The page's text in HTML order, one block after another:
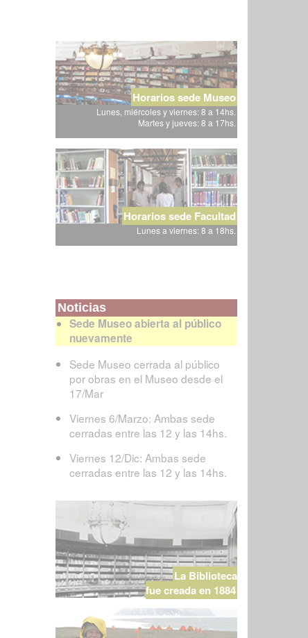
Horarios sede Museo
Lunes, miércoles y viernes: 8 a 14hs.
Martes y jueves: 8 a 17hs.
Horarios sede Facultad
Lunes a viernes: 8 a 18hs.
Noticias
Sede Museo abierta al público
nuevamente
Sede Museo cerrada al público
por obras en el Museo desde el
17/Mar
Viernes 6/Marzo: Ambas sede
cerradas entre las 12 y las 14hs.
Viernes 12/Dic: Ambas sede
cerradas entre las 12 y las 14hs.
La Biblioteca
fue creada en 1884